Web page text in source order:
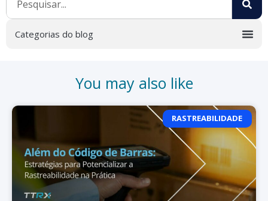
You may also like
RASTREABILIDADE